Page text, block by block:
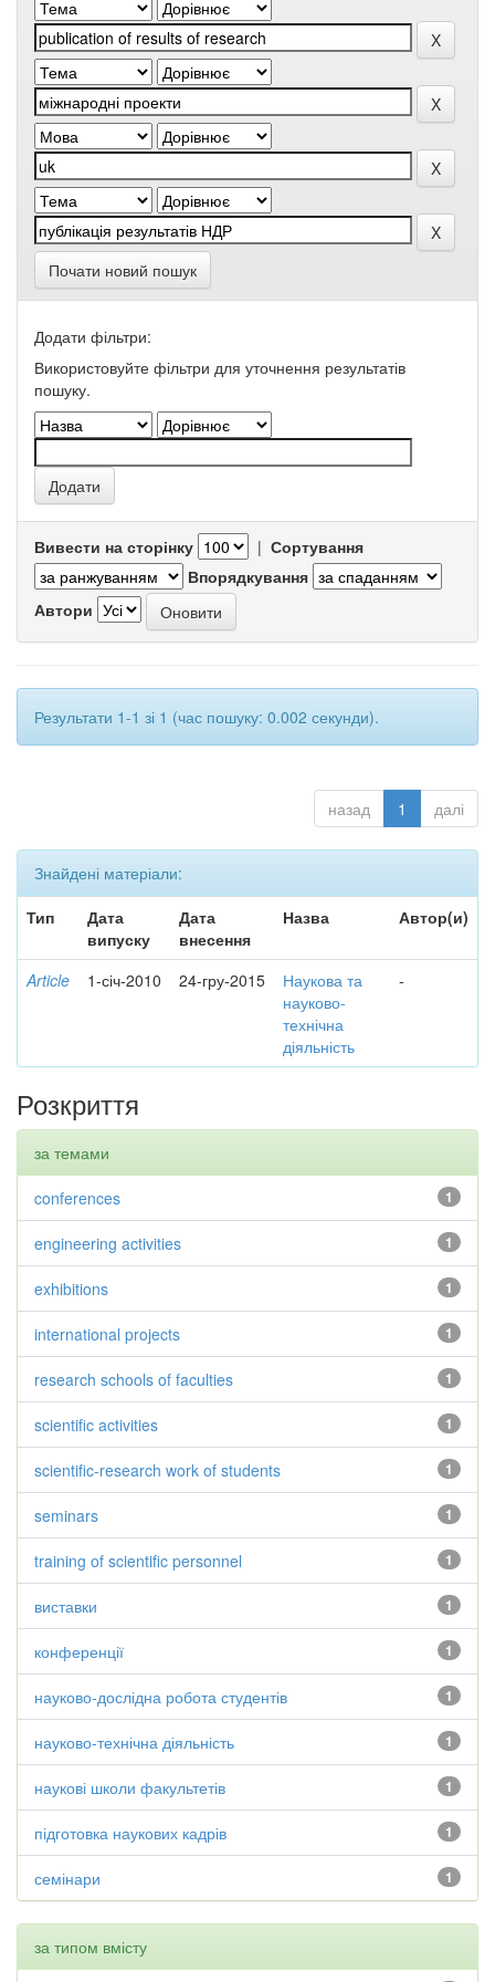
Почати новий пошук
Додати фільтри:
Використовуйте фільтри для уточнення результатів
пошуку.
Вивести на сторінку | Сортування
Впорядкування
Автори
Результати 1-1 зі 1 (час пошуку: 0.002 секунди).
назад 1 далі
Знайдені матеріали:
Тип
Дата
випуску
Дата
внесення
Назва Автор(и)
Article 1-січ-2010 24-гру-2015
Наукова та
науково-
технічна
діяльність
-
Розкриття
за темами
1
conferences
1
engineering activities
1
exhibitions
1
international projects
1
research schools of faculties
1
scientific activities
1
scientific-research work of students
1
seminars
1
training of scientific personnel
1
виставки
1
конференції
1
науково-дослідна робота студентів
1
науково-технічна діяльність
1
наукові школи факультетів
1
підготовка наукових кадрів
1
семінари
за типом вмісту